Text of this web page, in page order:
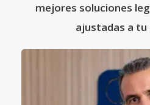
mejores soluciones
ajustadas a tu